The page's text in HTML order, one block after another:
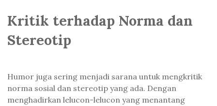
Kritik terhadap Norma dan
Stereotip
Humor juga sering menjadi sarana untuk mengkritik
norma sosial dan stereotip yang ada. Dengan
menghadirkan lelucon-lelucon yang menantang